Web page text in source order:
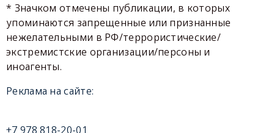
* Значком отмечены публикации, в которых
упоминаются запрещенные или признанные
нежелательными в РФ/террористические/
экстремистские организации/персоны и
иноагенты.
Реклама на сайте:
+7 978 818-20-01